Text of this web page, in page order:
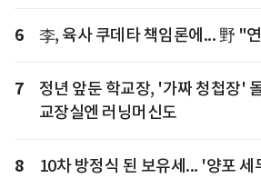
6 李, 육사 쿠데타 책임론에... 野 "
7
정년 앞둔 학교장, '가짜 청첩장'
교장실엔 러닝머신도
8 10차 방정식 된 보유세... '양포